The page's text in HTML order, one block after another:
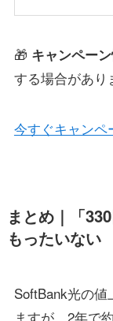
🎁 キャンペーン
する場合があり
今すぐキャンペ
まとめ｜「
もったいない
SoftBank光の値
ますが、2年で